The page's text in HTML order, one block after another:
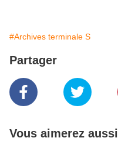
#Archives terminale S
Partager
Vous aimerez aussi